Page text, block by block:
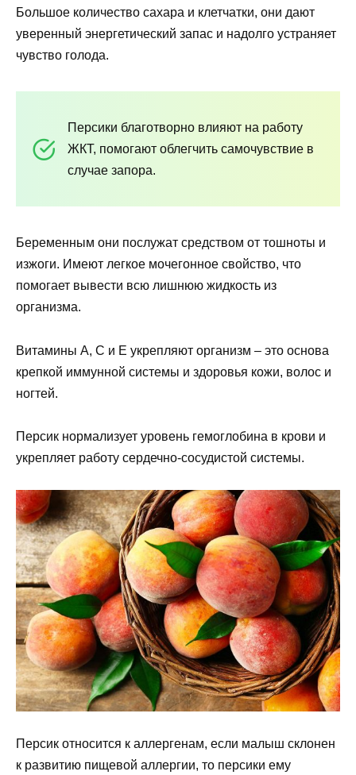
Большое количество сахара и клетчатки, они дают
уверенный энергетический запас и надолго устраняет
чувство голода.
Персики благотворно влияют на работу
ЖКТ, помогают облегчить самочувствие в
случае запора.
Беременным они послужат средством от тошноты и
изжоги. Имеют легкое мочегонное свойство, что
помогает вывести всю лишнюю жидкость из
организма.
Витамины А, С и Е укрепляют организм – это основа
крепкой иммунной системы и здоровья кожи, волос и
ногтей.
Персик нормализует уровень гемоглобина в крови и
укрепляет работу сердечно-сосудистой системы.
Персик относится к аллергенам, если малыш склонен
к развитию пищевой аллергии, то персики ему